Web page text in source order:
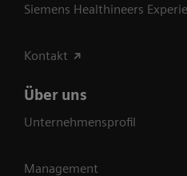
Siemens Healthineers
Kontakt
Über uns
Unternehmensprofil
Management